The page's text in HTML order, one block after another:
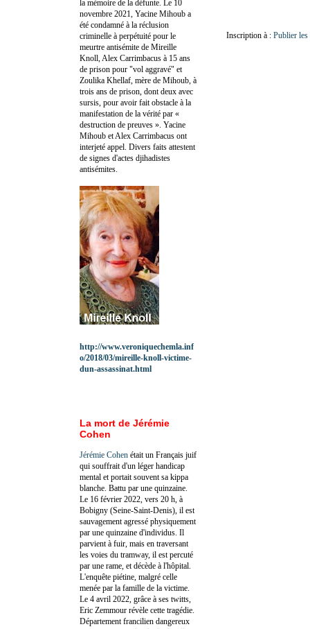
Inscription à : Publier
la mémoire de la défunte. Le 10
novembre 2021, Yacine Mihoub a
été condamné à la réclusion
criminelle à perpétuité pour le
meurtre antisémite de Mireille
Knoll, Alex Carrimbacus à 15 ans
de prison pour "vol aggravé" et
Zoulika Khellaf, mère de Mihoub, à
trois ans de prison, dont deux avec
sursis, pour avoir fait obstacle à la
manifestation de la vérité par «
destruction de preuves ». Yacine
Mihoub et Alex Carrimbacus ont
interjeté appel. Divers faits attestent
de signes d'actes djihadistes
antisémites.
http://www.veroniquechemla.inf
o/2018/03/mireille-knoll-victime-
dun-assassinat.html
La mort de Jérémie
Cohen
Jérémie Cohen était un Français juif
qui souffrait d'un léger handicap
mental et portait souvent sa kippa
blanche. Battu par une quinzaine.
Le 16 février 2022, vers 20 h, à
Bobigny (Seine-Saint-Denis), il est
sauvagement agressé physiquement
par une quinzaine d'individus. Il
parvient à fuir, mais en traversant
les voies du tramway, il est percuté
par une rame, et décède à l'hôpital.
L'enquête piétine, malgré celle
menée par la famille de la victime.
Le 4 avril 2022, grâce à ses twitts,
Eric Zemmour révèle cette tragédie.
Département francilien dangereux